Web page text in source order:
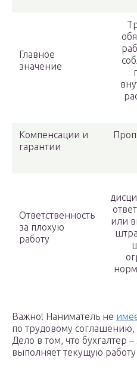
Главное
значение
Компенсации и
гарантии
Ответственность
за плохую
работу
или
Важно! Наниматель не
по трудовому соглашению,
Дело в том, что бухгалтер
выполняет текущую работу